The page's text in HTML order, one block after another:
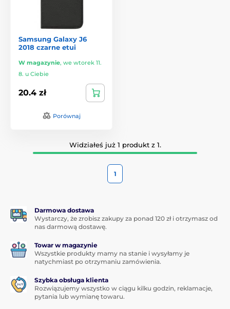
Samsung Galaxy J6
2018 czarne etui
W magazynie, we wtorek 11.
8. u Ciebie
20.4 zł
Porównaj
Widziałeś już 1 produkt z 1.
1
Darmowa dostawa
Wystarczy, że zrobisz zakupy za ponad 120 zł i otrzymasz od
nas darmową dostawę.
Towar w magazynie
Wszystkie produkty mamy na stanie i wysyłamy je
natychmiast po otrzymaniu zamówienia.
Szybka obsługa klienta
Rozwiązujemy wszystko w ciągu kilku godzin, reklamacje,
pytania lub wymianę towaru.